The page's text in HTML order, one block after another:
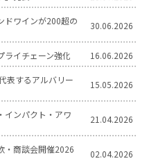
ドワインが200超の
30.06.2026
ライチェーン強化 16.06.2026
表するアルバリー
15.05.2026
インパクト・アワ
21.04.2026
・商談会開催2026
02.04.2026